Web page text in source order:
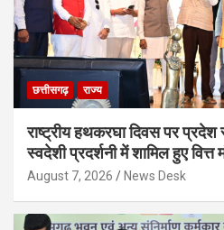
छत्तीसगढ़ राज्य
राष्ट्रीय हथकरघा दिवस पर
स्वदेशी प्रदर्शनी में शामिल हुए वित्त
August 7, 2026 News Desk